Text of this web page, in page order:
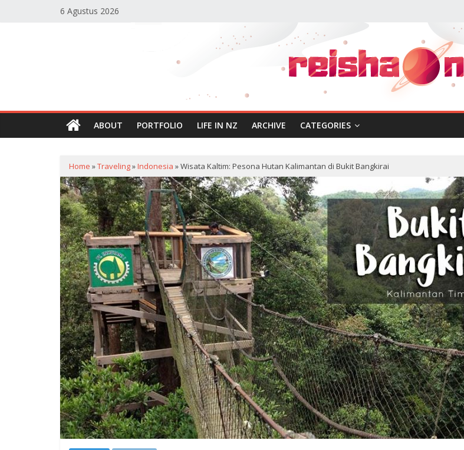
6 Agustus 2026
Personal
Reisha
ABOUT PORTFOLIO LIFE IN NZ ARCHIVE CATEGORIES
Home »Traveling»Indonesia »Wisata Kaltim: Pesona Hutan Kalimantan di Bukit Bangkirai